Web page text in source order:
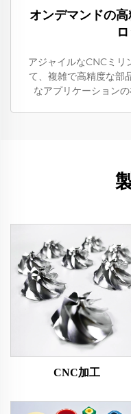
オンデマンドの
アジャイルなCNCミリ
て、複雑で高精度な部
なアプリケーション
CNC加工